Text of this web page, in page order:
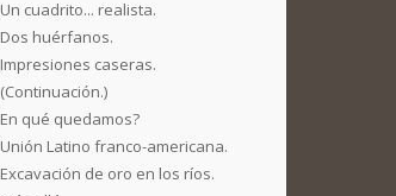
Un cuadrito... realista.
Dos huérfanos.
Impresiones caseras.
(Continuación.)
En qué quedamos?
Unión Latino franco-americana.
Excavación de oro en los ríos.